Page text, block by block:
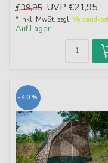
€39,95 UVP €21,95
* Inkl. MwSt. zzgl.
Auf Lager
-40%